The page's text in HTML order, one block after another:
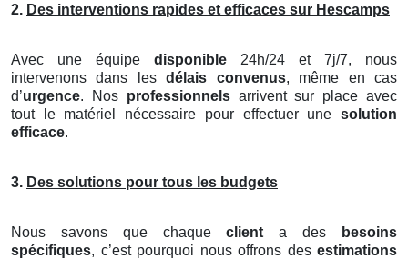
2. Des interventions rapides et efficaces sur Hescamps
Avec une équipe disponible 24h/24 et 7j/7, nous
intervenons dans lesdélais convenus, même en cas
d’urgence. Nos professionnelsarrivent sur place avec
tout le matériel nécessaire pour effectuer une solution
efficace.
3. Des solutions pour tous les budgets
Nous savons que chaqueclient a des
besoins
spécifiques, c’est pourquoi nous offrons des estimations